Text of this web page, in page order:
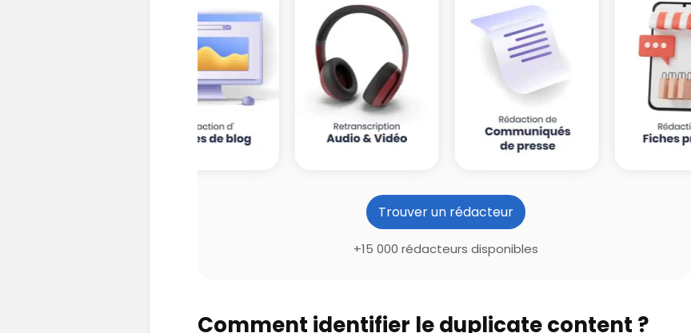
Trouver un rédacteur
+15 000 rédacteurs disponibles
Comment identifier le duplicate content ?